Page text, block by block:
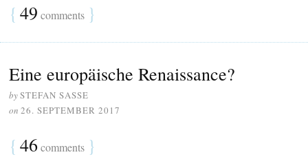
{ 49 comments }
Eine europäische Renaissance?
bySTEFAN SASSE
on 26. SEPTEMBER 2017
{ 46 comments }